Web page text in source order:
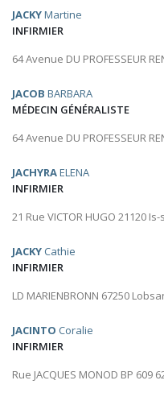
JACKYMartine
INFIRMIER
64 Avenue DU PROFESSEUR
JACOB BARBARA
MÉDECIN GÉNÉRALISTE
64 Avenue DU PROFESSEUR
JACHYRAELENA
INFIRMIER
21 Rue VICTOR HUGO 21120
JACKY Cathie
INFIRMIER
LD MARIENBRONN 67250
JACINTO Coralie
INFIRMIER
Rue JACQUES MONOD BP